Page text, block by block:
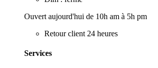
Ouvert aujourd'hui de 10h am à 5h pm
Retour client 24 heures
Services